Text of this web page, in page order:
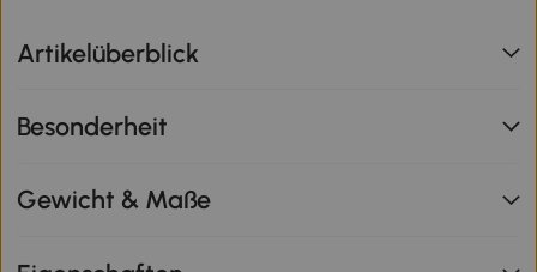
Artikelüberblick
Besonderheit
Gewicht & Maße